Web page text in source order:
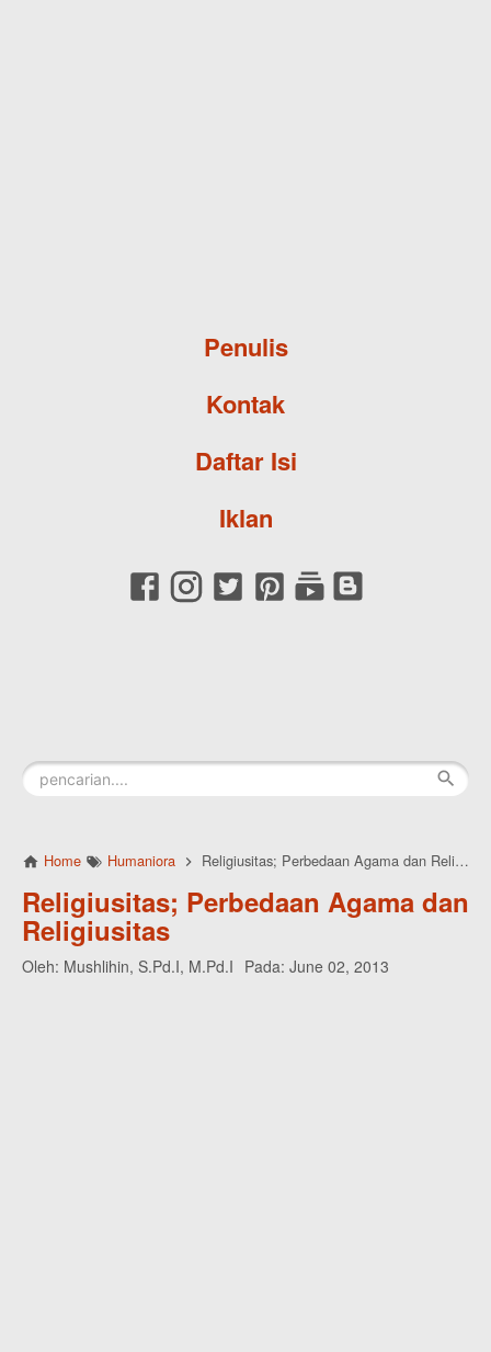
Penulis
Kontak
Daftar Isi
Iklan
Home Humaniora Religiusitas; Perbedaan Agama dan Religiusitas
Religiusitas; Perbedaan Agama dan
Religiusitas
Oleh: Mushlihin, S.Pd.I, M.Pd.I Pada: June 02, 2013